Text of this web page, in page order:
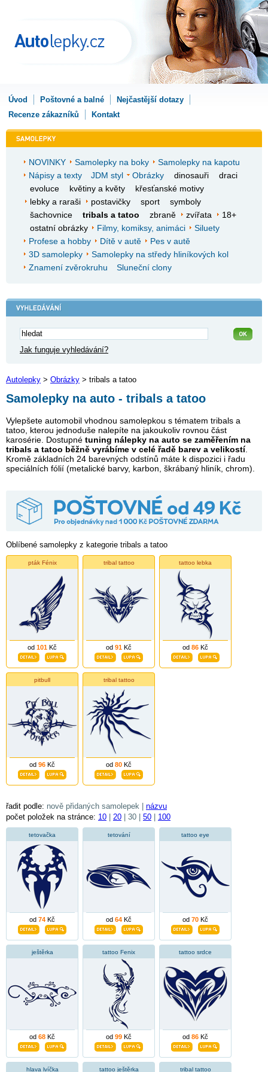
Úvod Poštovné a balné
Nejčastější dotazy
Recenze zákazníků
Kontakt
NOVINKY Samolepky na boky
Samolepky na kapotu
Nápisy a texty
JDM styl Obrázky dinosauři
draci
evoluce
květiny a květy
křesťanské motivy
lebky a raraši
postavičky sport
symboly
šachovnice
tribals a tatoo zbraně zvířata
18+
ostatní obrázky
Filmy, komiksy, animáci
Siluety
Profese a hobby
Dítě v autě
Pes v autě
3D samolepky
Samolepky na středy hliníkových kol
Znamení zvěrokruhu
Sluneční clony
Jak funguje vyhledávání?
Autolepky > Obrázky > tribals a tatoo
Samolepky na auto - tribals a tatoo
Vylepšete automobil vhodnou samolepkou s tématem tribals a
tatoo, kterou jednoduše nalepíte na jakoukoliv rovnou část
karosérie. Dostupné tuning nálepky na auto se zaměřením na
tribals a tatoo běžně vyrábíme v celé řadě barev a velikostí.
Kromě základních 24 barevných odstínů máte k dispozici i řadu
speciálních fólií (metalické barvy, karbon, škrábaný hliník, chrom).
Oblíbené samolepky z kategorie tribals a tatoo
pták Fénix
od 101 Kč
tribal tattoo
od 91 Kč
tattoo lebka
od 86 Kč
pitbull
od 96 Kč
tribal tattoo
od 80 Kč
řadit podle: nově přidaných samolepek | názvu
počet položek na stránce: 10 20 | 30 | 50 100
tetovačka
od 74 Kč
tetování
od 64 Kč
tattoo eye
od 70 Kč
ještěrka
od 68 Kč
tattoo Fenix
od 99 Kč
tattoo srdce
od 86 Kč
hlava lvíčka tattoo ještěrka tribal tattoo